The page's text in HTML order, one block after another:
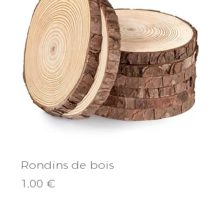
Rondins de bois
Prix
1,00 €